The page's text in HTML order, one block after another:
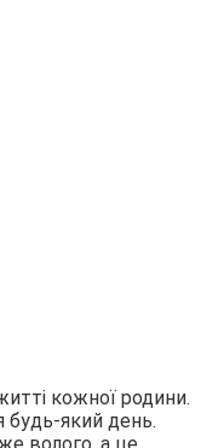
кожної родини.
будь-який день.